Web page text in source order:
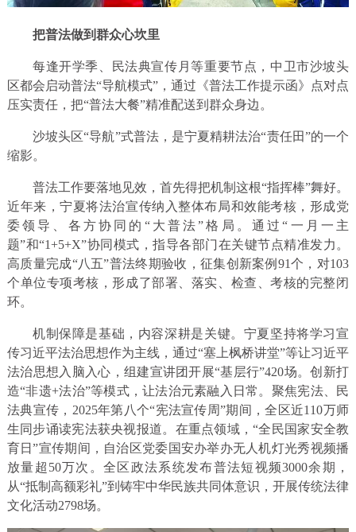
把普法做到群众心坎里
每逢开学季、民法典宣传月等重要节点，中卫市沙坡头
区都会启动普法“导航模式”，通过《普法工作提示函》点对点
压实责任，把“普法大餐”精准配送到群众身边。
沙坡头区“导航”式普法，是宁夏精耕法治“责任田”的一个
缩影。
普法工作要落地见效，首先得把机制这根“指挥棒”舞好。
近年来，宁夏将法治宣传纳入整体布局和效能考核，形成党
委领导、各方协同的“大普法”格局。通过“一月一主
题”和“1+5+X”协同模式，指导各部门在关键节点精准发力。
高质量完成“八五”普法终期验收，征集创新案例91个，对103
个单位专项考核，形成了部署、落实、检查、考核的完整闭
环。
机制保障是基础，内容深耕是关键。宁夏坚持将学习宣
传习近平法治思想作为主线，通过“塞上枫桥讲堂”等让习近平
法治思想入脑入心，组建宣讲团开展“基层行”420场。创新打
造“非遗+法治”等模式，让法治元素融入日常。聚焦宪法、民
法典宣传，2025年第八个“宪法宣传周”期间，全区近110万师
生同步诵读宪法获央视报道。在重点领域，“全民国家安全教
育日”宣传期间，自治区党委国安办举办无人机灯光秀视频播
放量超50万次。全区政法系统发布普法短视频3000余期，
从“抵制高额彩礼”到铸牢中华民族共同体意识，开展传统法律
文化活动2798场。